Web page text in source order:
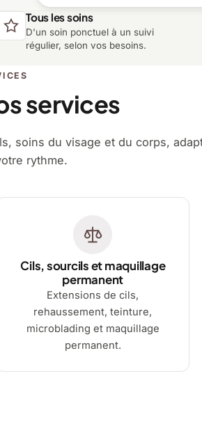
Laval
Nord-du-Québec
Tous les soins
D'un soin ponctuel à un suivi
régulier, selon vos besoins.
services
soins du visage et du corps,
rythme.
Cils, sourcils et maquillage
permanent
Extensions de cils,
rehaussement, teinture,
microblading et maquillage
permanent.